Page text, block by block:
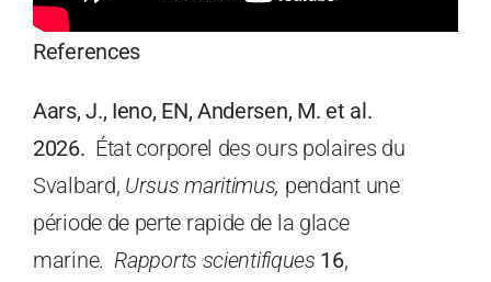
References
Aars, J., Ieno, EN, Andersen, M. et al.
2026. État corporel des ours polaires du
Svalbard, Ursus maritimus, pendant une
période de perte rapide de la glace
marine. Rapports scientifiques 16,